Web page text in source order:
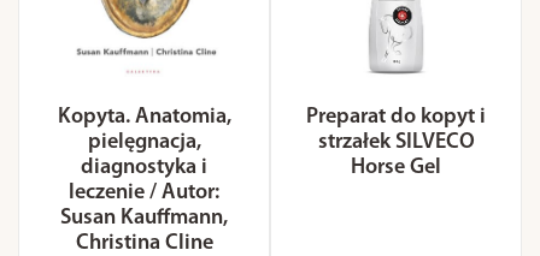
Kopyta. Anatomia,
pielęgnacja,
diagnostyka i
leczenie / Autor:
Susan Kauffmann,
Christina Cline
Preparat do kopyt i
strzałek SILVECO
Horse Gel